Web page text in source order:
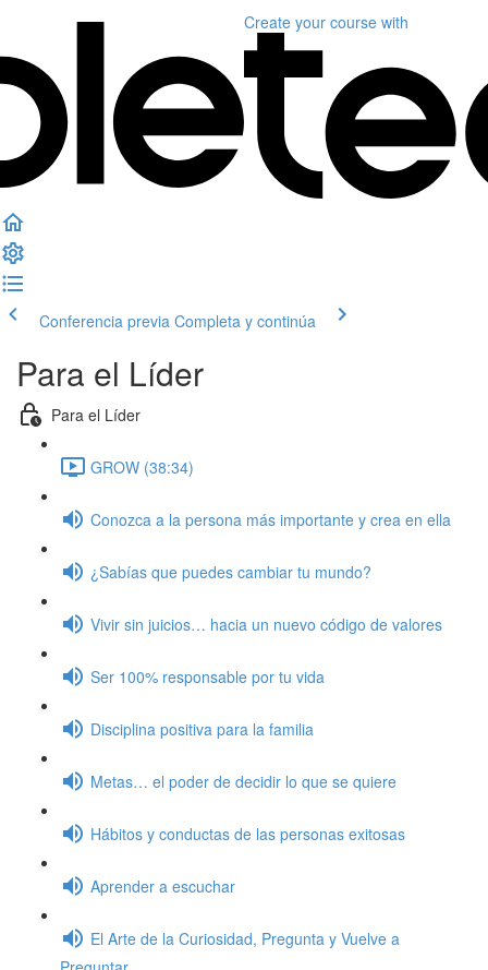
Create your course with
Conferencia previa Completa y continúa
Para el Líder
Para el Líder
GROW (38:34)
Conozca a la persona más importante y crea en ella
¿Sabías que puedes cambiar tu mundo?
Vivir sin juicios… hacia un nuevo código de valores
Ser 100% responsable por tu vida
Disciplina positiva para la familia
Metas… el poder de decidir lo que se quiere
Hábitos y conductas de las personas exitosas
Aprender a escuchar
El Arte de la Curiosidad, Pregunta y Vuelve a